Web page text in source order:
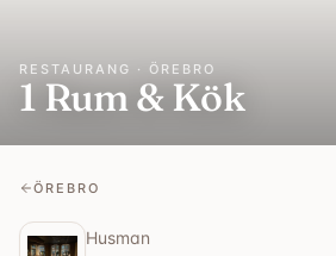
RESTAURANG · ÖREBRO
1 Rum & Kök
ÖREBRO
Husman